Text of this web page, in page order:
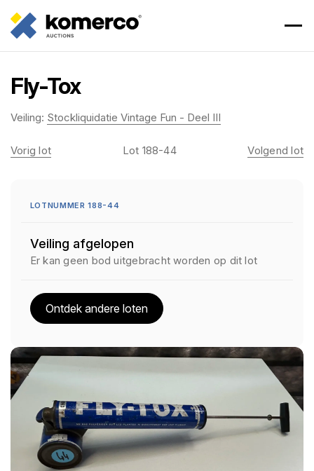
Fly-Tox
Veiling: Stockliquidatie Vintage Fun - Deel III
Vorig lot Lot 188-44 Volgend lot
LOTNUMMER 188-44
Veiling afgelopen
Er kan geen bod uitgebracht worden op dit lot
Ontdek andere loten